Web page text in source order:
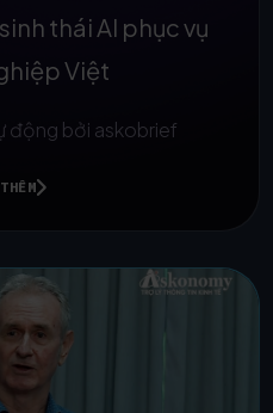
thái AI phục vụ
Việt
động bởi askobrief